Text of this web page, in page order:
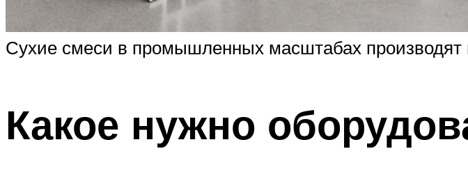
Сухие смеси в промышленных масштабах производят
Какое нужно